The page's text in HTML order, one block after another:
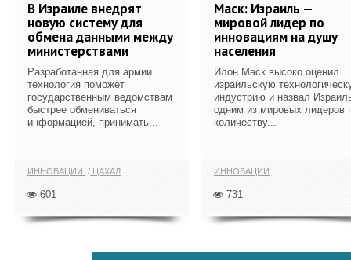
В Израиле внедрят
новую систему для
обмена данными между
министерствами
Разработанная для армии
технология поможет
государственным ведомствам
быстрее обмениваться
информацией, принимать...
ИННОВАЦИИ ЦАХАЛ
601
Маск: Израиль —
мировой лидер по
инновациям на душу
населения
Илон Маск высоко оценил
израильскую
индустрию и назвал
одним из мировых лидеров
количеству...
ИННОВАЦИИ
731